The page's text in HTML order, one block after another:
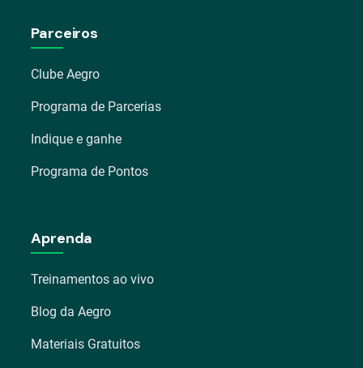
Parceiros
Clube Aegro
Programa de Parcerias
Indique e ganhe
Programa de Pontos
Aprenda
Treinamentos ao vivo
Blog da Aegro
Materiais Gratuitos